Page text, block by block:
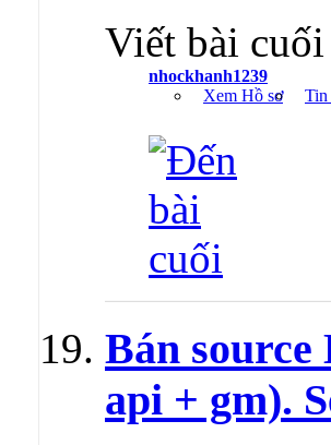
Viết bài
nhockhanh1239
Xem Hồ sơ
Tin
Bán
api + gm).